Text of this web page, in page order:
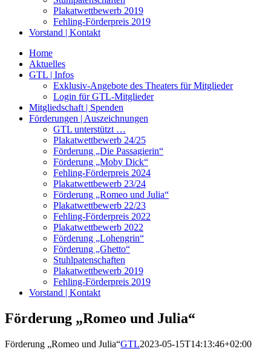
Plakatwettbewerb 2019
Fehling-Förderpreis 2019
Vorstand | Kontakt
Home
Aktuelles
GTL | Infos
Exklusiv-Angebote des Theaters für Mitglieder
Login für GTL-Mitglieder
Mitgliedschaft | Spenden
Förderungen | Auszeichnungen
GTL unterstützt …
Plakatwettbewerb 24/25
Förderung „Die Passagierin“
Förderung „Moby Dick“
Fehling-Förderpreis 2024
Plakatwettbewerb 23/24
Förderung „Romeo und Julia“
Plakatwettbewerb 22/23
Fehling-Förderpreis 2022
Plakatwettbewerb 2022
Förderung „Lohengrin“
Förderung „Ghetto“
Stuhlpatenschaften
Plakatwettbewerb 2019
Fehling-Förderpreis 2019
Vorstand | Kontakt
Förderung „Romeo und Julia“
Förderung „Romeo und Julia“GTL2023-05-15T14:13:46+02:00